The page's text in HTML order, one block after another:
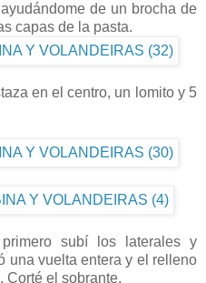
de un brocha de
capas de la pasta.
en el centro, un lomito y 5
subí los laterales y
una vuelta entera y el relleno
Corté el sobrante.